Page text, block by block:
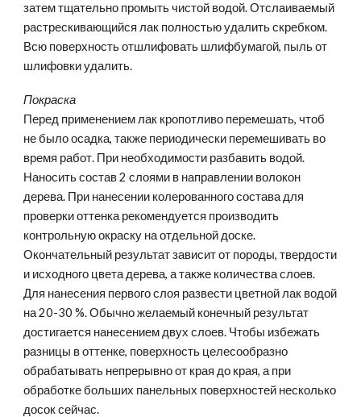
затем тщательно промыть чистой водой. Отслаиваемый
растрескивающийся лак полностью удалить скребком.
Всю поверхность отшлифовать шлифбумагой, пыль от
шлифовки удалить.
Покраска
Перед применением лак кропотливо перемешать, чтоб
не было осадка, также периодически перемешивать во
время работ. При необходимости разбавить водой.
Наносить состав 2 слоями в направлении волокон
дерева. При нанесении колерованного состава для
проверки оттенка рекомендуется производить
контрольную окраску на отдельной доске.
Окончательный результат зависит от породы, твердости
и исходного цвета дерева, а также количества слоев.
Для нанесения первого слоя развести цветной лак водой
на 20-30 %. Обычно желаемый конечный результат
достигается нанесением двух слоев. Чтобы избежать
разницы в оттенке, поверхность целесообразно
обрабатывать непрерывно от края до края, а при
обработке больших панельных поверхностей несколько
досок сейчас.